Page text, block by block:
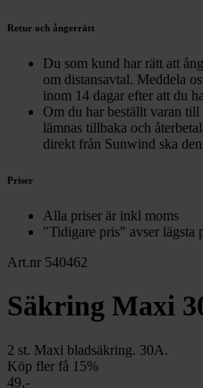
Retur och ångerrätt
Du som kund har rätt att
om distansavtal. Meddela
inom 14 dagar efter att du
Om du har beställt varan till
lämnas tillbaka och
direkt från Sunwind ska
Priser
Alla priser är inkl moms
"Tidigare pris" avser lägsta
Art.nr 540462
Säkring Maxi
2 st. Maxi bladsäkring. 30A.
Köp fler få 15%
49,-